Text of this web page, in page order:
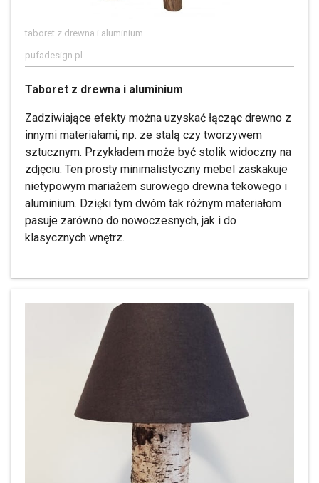
taboret z drewna i aluminium
pufadesign.pl
Taboret z drewna i aluminium
Zadziwiające efekty można uzyskać łącząc drewno z
innymi materiałami, np. ze stalą czy tworzywem
sztucznym. Przykładem może być stolik widoczny na
zdjęciu. Ten prosty minimalistyczny mebel zaskakuje
nietypowym mariażem surowego drewna tekowego i
aluminium. Dzięki tym dwóm tak różnym materiałom
pasuje zarówno do nowoczesnych, jak i do
klasycznych wnętrz.